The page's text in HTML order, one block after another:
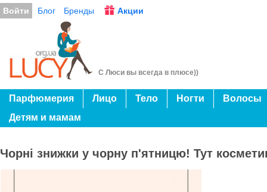
Войти Блог Бренды Акции
С Люси вы всегда в плюсе))
Парфюмерия Лицо Тело Ногти
Волосы
Детям и мамам
Чорні знижки у чорну п'ятницю! Тут